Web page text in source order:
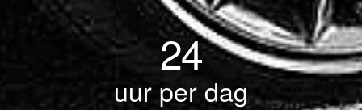
24
uur per dag